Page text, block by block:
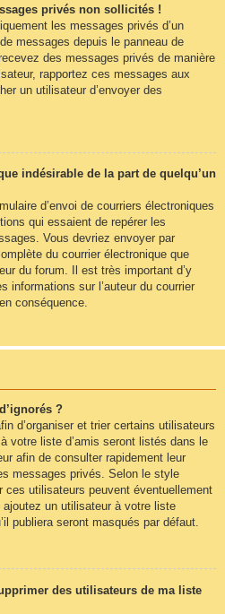
privés non sollicités !
les messages privés d’un
messages depuis le panneau de
des messages privés de manière
rapportez ces messages aux
un utilisateur d’envoyer des
indésirable de la part de quelqu’un
d’envoi de courriers électroniques
qui essaient de repérer les
Vous devriez envoyer par
du courrier électronique que
du forum. Il est très important d’y
informations sur l’auteur du courrier
conséquence.
?
d’organiser et trier certains utilisateurs
votre liste d’amis seront listés dans le
afin de consulter rapidement leur
messages privés. Selon le style
utilisateurs peuvent éventuellement
un utilisateur à votre liste
publiera seront masqués par défaut.
des utilisateurs de ma liste